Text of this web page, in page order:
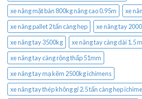
xe nâng mặt bàn 800kg nâng cao 0.95m
xe
xe nâng pallet 2 tấn càng hẹp
xe nâng tay
xe nâng tay 3500kg
xe nâng tay càng dài 1.5
xe nâng tay càng rộng thấp 51mm
xe nâng tay mạ kẽm 2500kg ichimens
xe nâng tay thép không gỉ 2.5 tấn càng hẹp